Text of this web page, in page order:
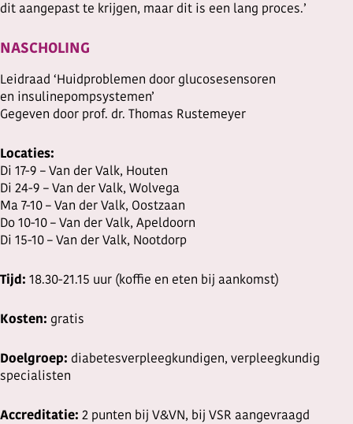
dit aangepast te krijgen, maar dit is een lang proces.’
NASCHOLING
Leidraad ‘Huidproblemen door glucosesensoren
en insulinepompsystemen’
Gegeven door prof. dr. Thomas Rustemeyer
Locaties:
Di 17-9 – Van der Valk, Houten
Di 24-9 – Van der Valk, Wolvega
Ma 7-10 – Van der Valk, Oostzaan
Do 10-10 – Van der Valk, Apeldoorn
Di 15-10 – Van der Valk, Nootdorp
Tijd: 18.30-21.15 uur (koffie en eten bij aankomst)
Kosten: gratis
Doelgroep: diabetesverpleegkundigen, verpleegkundig
specialisten
Accreditatie: 2 punten bij V&VN, bij VSR aangevraagd